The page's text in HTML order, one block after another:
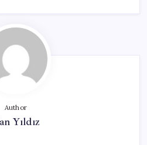
Author
Yıldız